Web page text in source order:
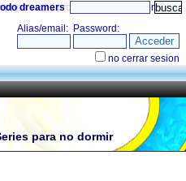
and it probably will» directorio
dreamers
para no dormir